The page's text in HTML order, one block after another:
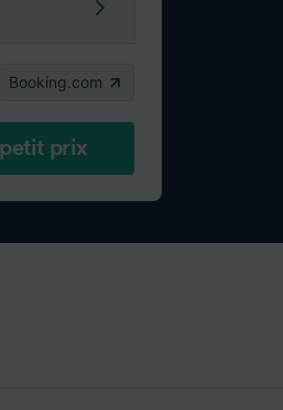
Booking.com
prix